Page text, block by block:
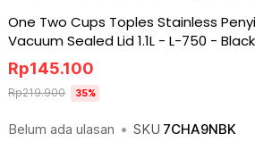
One Two Cups Toples Stainless
Vacuum Sealed Lid 1.1L - L-750 - Black
Belum ada ulasan • SKU 7CHA9NBK
Rp145.100
Rp219.900 35%